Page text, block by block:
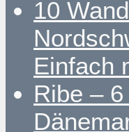
10
Einfach
Ribe –